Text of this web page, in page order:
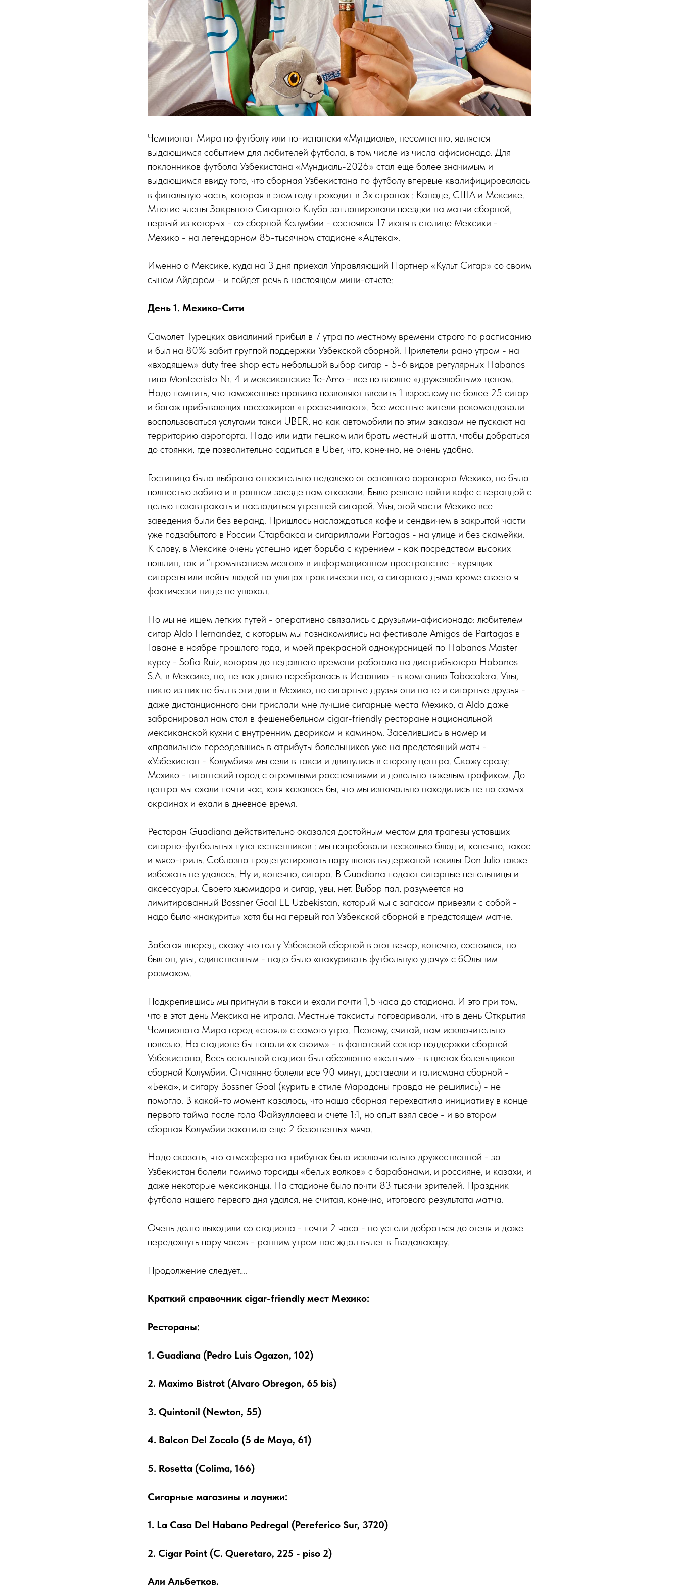
Чемпионат Мира по футболу или по-испански «Мундиаль», несомненно, является
выдающимся событием для любителей футбола, в том числе из числа афисионадо. Для
поклонников футбола Узбекистана «Мундиаль-2026» стал еще более значимым и
выдающимся ввиду того, что сборная Узбекистана по футболу впервые квалифицировалась
в финальную часть, которая в этом году проходит в 3х странах : Канаде, США и Мексике.
Многие члены Закрытого Сигарного Клуба запланировали поездки на матчи сборной,
первый из которых - со сборной Колумбии - состоялся 17 июня в столице Мексики -
Мехико - на легендарном 85-тысячном стадионе «Ацтека».
Именно о Мексике, куда на 3 дня приехал Управляющий Партнер «Культ Сигар» со своим
сыном Айдаром - и пойдет речь в настоящем мини-отчете:
День 1. Мехико-Сити
Самолет Турецких авиалиний прибыл в 7 утра по местному времени строго по расписанию
и был на 80% забит группой поддержки Узбекской сборной. Прилетели рано утром - на
«входящем» duty free shop есть небольшой выбор сигар - 5-6 видов регулярных Habanos
типа Montecristo Nr. 4 и мексиканские Te-Amo - все по вполне «дружелюбным» ценам.
Надо помнить, что таможенные правила позволяют ввозить 1 взрослому не более 25 сигар
и багаж прибывающих пассажиров «просвечивают». Все местные жители рекомендовали
воспользоваться услугами такси UBER, но как автомобили по этим заказам не пускают на
территорию аэропорта. Надо или идти пешком или брать местный шаттл, чтобы добраться
до стоянки, где позволительно садиться в Uber, что, конечно, не очень удобно.
Гостиница была выбрана относительно недалеко от основного аэропорта Мехико, но была
полностью забита и в раннем заезде нам отказали. Было решено найти кафе с верандой с
целью позавтракать и насладиться утренней сигарой. Увы, этой части Мехико все
заведения были без веранд. Пришлось наслаждаться кофе и сендвичем в закрытой части
уже подзабытого в России Старбакса и сигариллами Partagas - на улице и без скамейки.
К слову, в Мексике очень успешно идет борьба с курением - как посредством высоких
пошлин, так и “промыванием мозгов» в информационном пространстве - курящих
сигареты или вейпы людей на улицах практически нет, а сигарного дыма кроме своего я
фактически нигде не унюхал.
Но мы не ищем легких путей - оперативно связались с друзьями-афисионадо: любителем
сигар Aldo Hernandez, с которым мы познакомились на фестивале Amigos de Partagas в
Гаване в ноябре прошлого года, и моей прекрасной однокурсницей по Habanos Master
курсу - Sofia Ruiz, которая до недавнего времени работала на дистрибьютера Habanos
S.A. в Мексике, но, не так давно перебралась в Испанию - в компанию Tabacalera. Увы,
никто из них не был в эти дни в Мехико, но сигарные друзья они на то и сигарные друзья -
даже дистанционного они прислали мне лучшие сигарные места Мехико, а Aldo даже
забронировал нам стол в фешенебельном cigar-friendly ресторане национальной
мексиканской кухни с внутренним двориком и камином. Заселившись в номер и
«правильно» переодевшись в атрибуты болельщиков уже на предстоящий матч -
«Узбекистан - Колумбия» мы сели в такси и двинулись в сторону центра. Скажу сразу:
Мехико - гигантский город с огромными расстояниями и довольно тяжелым трафиком. До
центра мы ехали почти час, хотя казалось бы, что мы изначально находились не на самых
окраинах и ехали в дневное время.
Ресторан Guadiana действительно оказался достойным местом для трапезы уставших
сигарно-футбольных путешественников : мы попробовали несколько блюд и, конечно, такос
и мясо-гриль. Соблазна продегустировать пару шотов выдержаной текилы Don Julio также
избежать не удалось. Ну и, конечно, сигара. В Guadiana подают сигарные пепельницы и
аксессуары. Своего хьюмидора и сигар, увы, нет. Выбор пал, разумеется на
лимитированный Bossner Goal EL Uzbekistan, который мы с запасом привезли с собой -
надо было «накурить» хотя бы на первый гол Узбекской сборной в предстоящем матче.
Забегая вперед, скажу что гол у Узбекской сборной в этот вечер, конечно, состоялся, но
был он, увы, единственным - надо было «накуривать футбольную удачу» с бОльшим
размахом.
Подкрепившись мы пригнули в такси и ехали почти 1,5 часа до стадиона. И это при том,
что в этот день Мексика не играла. Местные таксисты поговаривали, что в день Открытия
Чемпионата Мира город «стоял» с самого утра. Поэтому, считай, нам исключительно
повезло. На стадионе бы попали «к своим» - в фанатский сектор поддержки сборной
Узбекистана, Весь остальной стадион был абсолютно «желтым» - в цветах болельщиков
сборной Колумбии. Отчаянно болели все 90 минут, доставали и талисмана сборной -
«Бека», и сигару Bossner Goal (курить в стиле Марадоны правда не решились) - не
помогло. В какой-то момент казалось, что наша сборная перехватила инициативу в конце
первого тайма после гола Файзуллаева и счете 1:1, но опыт взял свое - и во втором
сборная Колумбии закатила еще 2 безответных мяча.
Надо сказать, что атмосфера на трибунах была исключительно дружественной - за
Узбекистан болели помимо торсиды «белых волков» с барабанами, и россияне, и казахи, и
даже некоторые мексиканцы. На стадионе было почти 83 тысячи зрителей. Праздник
футбола нашего первого дня удался, не считая, конечно, итогового результата матча.
Очень долго выходили со стадиона - почти 2 часа - но успели добраться до отеля и даже
передохнуть пару часов - ранним утром нас ждал вылет в Гвадалахару.
Продолжение следует….
Краткий справочник cigar-friendly мест Мехико:
Рестораны:
1. Guadiana (Pedro Luis Ogazon, 102)
2. Maximo Bistrot (Alvaro Obregon, 65 bis)
3. Quintonil (Newton, 55)
4. Balcon Del Zocalo (5 de Mayo, 61)
5. Rosetta (Colima, 166)
Сигарные магазины и лаунжи:
1. La Casa Del Habano Pedregal (Pereferico Sur, 3720)
2. Cigar Point (C. Queretaro, 225 - piso 2)
Али Альбетков,